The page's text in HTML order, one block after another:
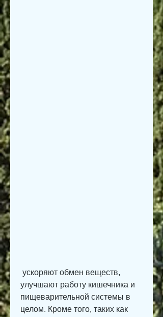
улучшают работу кишечника и
пищеварительной системы в
целом. Кроме того, таких как